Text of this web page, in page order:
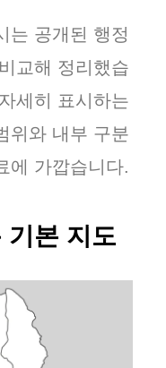
는 공개된 행정
교해 정리했습
세히 표시하는
위와 내부 구분
에 가깝습니다.
기본 지도